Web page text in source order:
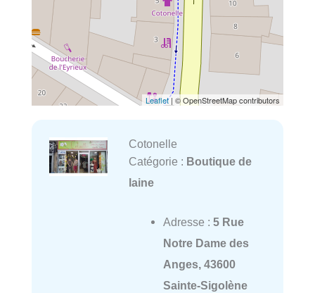
Leaflet| © OpenStreetMap contributors
Cotonelle
Catégorie : Boutique de
laine
Adresse : 5 Rue
Notre Dame des
Anges, 43600
Sainte-Sigolène